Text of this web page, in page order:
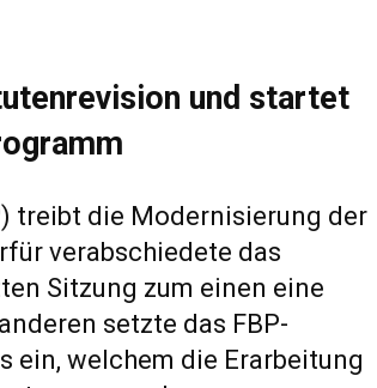
und startet
treibt die Modernisierung der
verabschiedete das
Sitzung zum einen eine
setzte das FBP-
ein, welchem die Erarbeitung